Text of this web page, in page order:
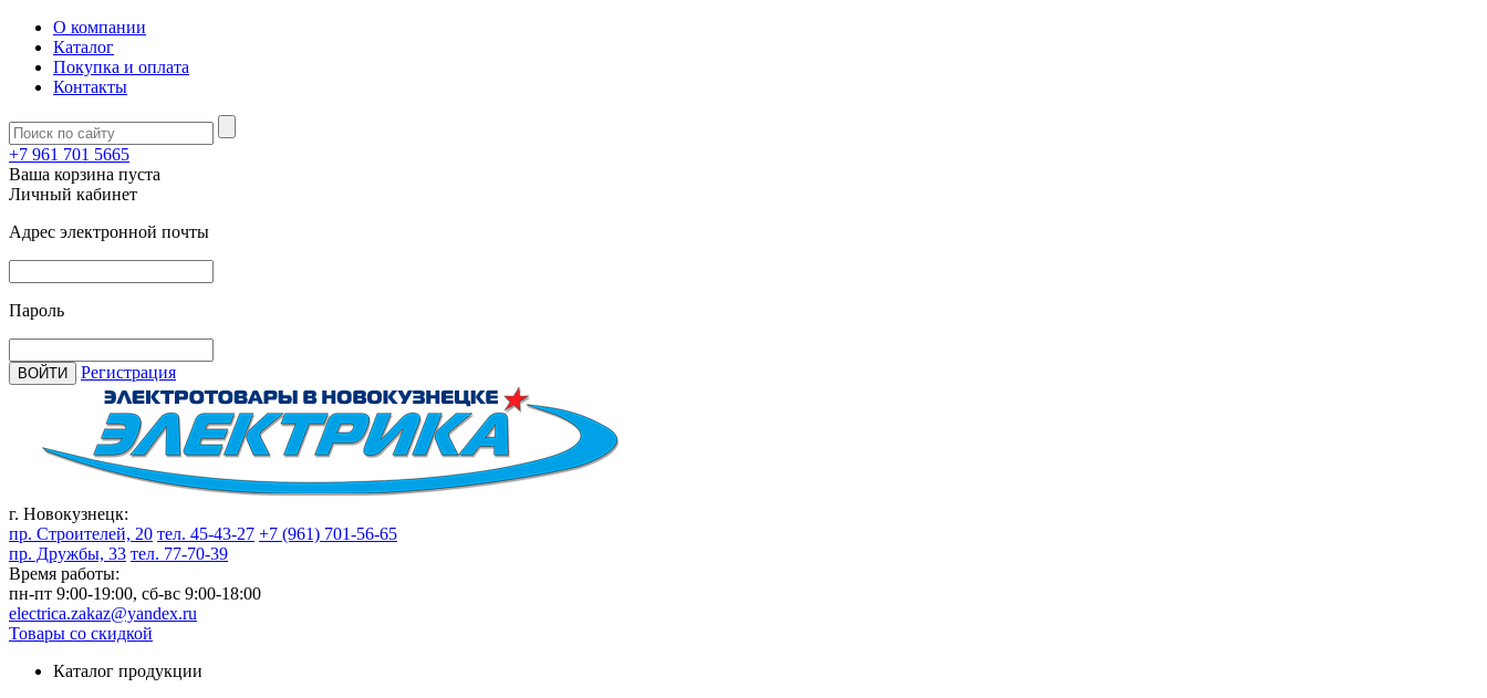
О компании
Каталог
Покупка и оплата
Контакты
+7 961 701 5665
Ваша корзина пуста
Личный кабинет
Адрес электронной почты
Пароль
ВОЙТИ Регистрация
г. Новокузнецк:
пр. Строителей, 20 тел. 45-43-27 +7 (961) 701-56-65
пр. Дружбы, 33 тел. 77-70-39
Время работы:
пн-пт 9:00-19:00, сб-вс 9:00-18:00
electrica.zakaz@yandex.ru
Товары со скидкой
Каталог продукции